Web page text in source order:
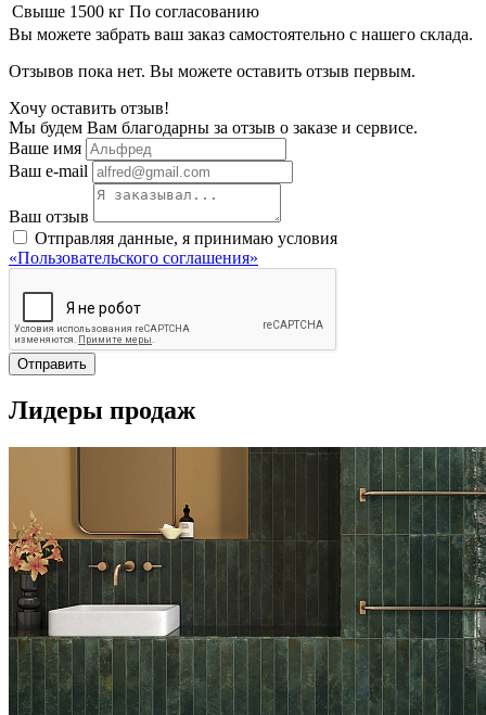
Свыше 1500 кг По согласованию
Вы можете забрать ваш заказ самостоятельно с нашего склада.
Отзывов пока нет. Вы можете оставить отзыв первым.
Хочу оставить отзыв!
Мы будем Вам благодарны за отзыв о заказе и сервисе.
Ваше имя
Ваш e-mail
Ваш отзыв
Отправляя данные, я принимаю условия
«Пользовательского соглашения»
Отправить
Лидеры продаж